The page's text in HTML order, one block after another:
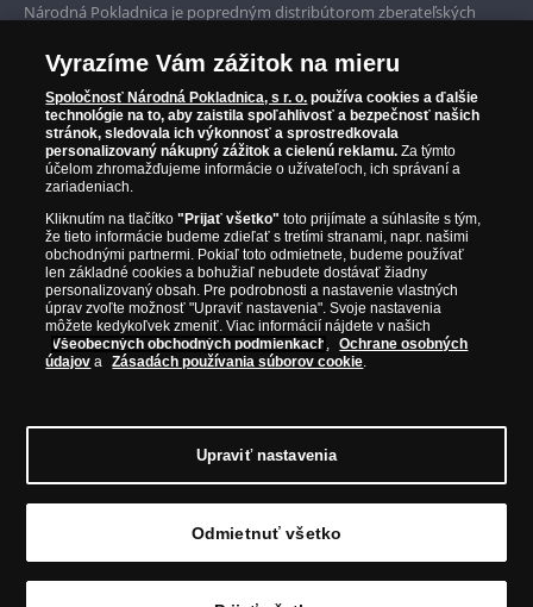
Iba originálne produkty
Národná Pokladnica je popredným distribútorom zberateľských
od roku 2010.
Národná Pokladnica je oficiálnym distribútorom numizmatických
emisií z viac ako 50 krajín, vrátane známych mincovní a emitentov
ako je Britská kráľovská mincovňa, Kráľovská kanadská mincovňa,
Parížska mincovňa, Nórska mincovňa, Fínska mincovňa alebo
Austrálska mincovňa Perth. Spoločnosť svojim zákazníkom a
zberateľom garantuje, že všetky produkty sú v originálnej a v
autentickosti.
Bratislava 811 07, Tel.: 0850 606 009E-mail: info@narodnapokladnica.sk,
odkaz
Vyrazíme Vám zážitok na mieru
Spoločnosť Národná Pokladnica, s r. o. používa cookies a ďalšie
technológie na to, aby zaistila spoľahlivosť a bezpečnosť našich
stránok, sledovala ich výkonnosť a sprostredkovala
personalizovaný nákupný zážitok a cielenú reklamu. Za týmto
účelom zhromažďujeme informácie o užívateľoch, ich správaní a
zariadeniach.
Kliknutím na tlačítko"Prijať všetko" toto prijímate a súhlasíte s tým,
že tieto informácie budeme zdieľať s tretími stranami, napr. našimi
obchodnými partnermi. Pokiaľ toto odmietnete, budeme používať
len základné cookies a bohužiaľ nebudete dostávať žiadny
personalizovaný obsah. Pre podrobnosti a nastavenie vlastných
úprav zvoľte možnosť "Upraviť nastavenia". Svoje nastavenia
môžete kedykoľvek zmeniť. Viac informácií nájdete v našich
Všeobecných obchodných podmienkach ,
Ochrane osobných
údajov a Zásadách používania súborov cookie.
Upraviť nastavenia
Odmietnuť všetko